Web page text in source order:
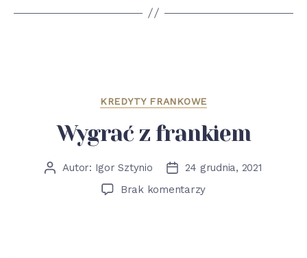
Kategorie
KREDYTY FRANKOWE
Wygrać z frankiem
AutorAutor: Igor Sztynio
Data
wpisu
24 grudnia, 2021
Brak komentarzydo